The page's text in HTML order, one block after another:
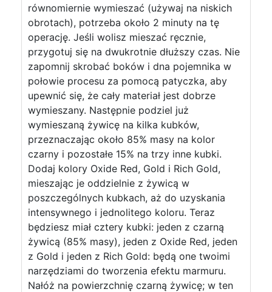
równomiernie wymieszać (używaj na niskich
obrotach), potrzeba około 2 minuty na tę
operację. Jeśli wolisz mieszać ręcznie,
przygotuj się na dwukrotnie dłuższy czas. Nie
zapomnij skrobać boków i dna pojemnika w
połowie procesu za pomocą patyczka, aby
upewnić się, że cały materiał jest dobrze
wymieszany. Następnie podziel już
wymieszaną żywicę na kilka kubków,
przeznaczając około 85% masy na kolor
czarny i pozostałe 15% na trzy inne kubki.
Dodaj kolory Oxide Red, Gold i Rich Gold,
mieszając je oddzielnie z żywicą w
poszczególnych kubkach, aż do uzyskania
intensywnego i jednolitego koloru. Teraz
będziesz miał cztery kubki: jeden z czarną
żywicą (85% masy), jeden z Oxide Red, jeden
z Gold i jeden z Rich Gold: będą one twoimi
narzędziami do tworzenia efektu marmuru.
Nałóż na powierzchnię czarną żywicę; w ten